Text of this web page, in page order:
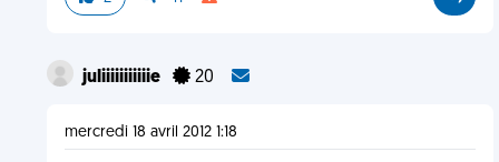
juliiiiiiiiiiie 20
mercredi 18 avril 2012 1:18